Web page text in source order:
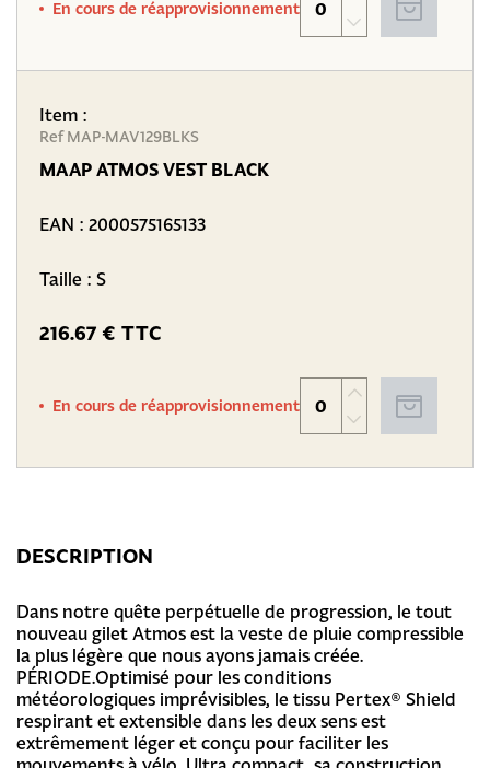
En cours de réapprovisionnement
Item :
Ref MAP-MAV129BLKS
MAAP ATMOS VEST BLACK
EAN : 2000575165133
Taille : S
216.67 € TTC
En cours de réapprovisionnement
DESCRIPTION
Dans notre quête perpétuelle de progression, le tout
nouveau gilet Atmos est la veste de pluie compressible
la plus légère que nous ayons jamais créée.
PÉRIODE.Optimisé pour les conditions
météorologiques imprévisibles, le tissu Pertex® Shield
respirant et extensible dans les deux sens est
extrêmement léger et conçu pour faciliter les